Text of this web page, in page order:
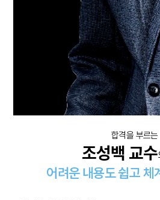
합격을 부르는
조성백 교수
어려운 내용도 쉽고 체